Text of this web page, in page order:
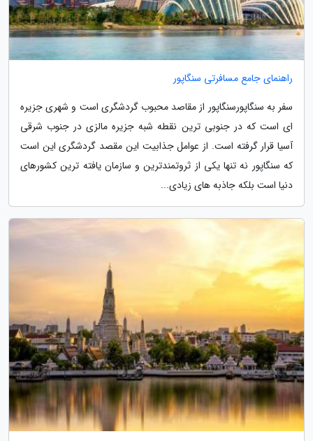
راهنمای جامع مسافرتی سنگاپور
سفر به سنگاپورسنگاپور از مقاصد محبوب گردشگری است و شهری جزیره
ای است که در جنوبی ترین نقطه شبه جزیره مالزی در جنوب شرقی
آسیا قرار گرفته است. از عوامل جذابیت این مقصد گردشگری این است
که سنگاپور نه تنها یکی از ثروتمندترین و سازمان یافته ترین کشورهای
دنیا است بلکه جاذبه های زیادی...